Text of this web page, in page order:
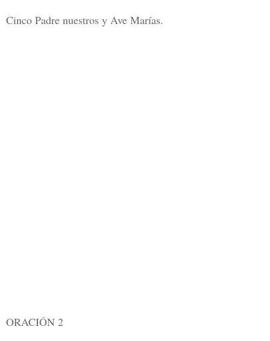
Cinco Padre nuestros y Ave Marías.
ORACIÓN 2